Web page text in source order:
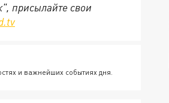
присылайте свои
и важнейших событиях дня.